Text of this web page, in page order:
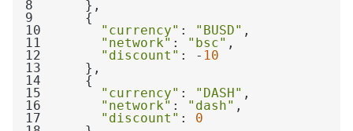
8
9
10
"currency" : "BUSD"
11
"network" : "bsc"
12
"discount" : - 10
13
14
15
"currency" : "DASH"
16
"network" : "dash"
17
"discount" : 0